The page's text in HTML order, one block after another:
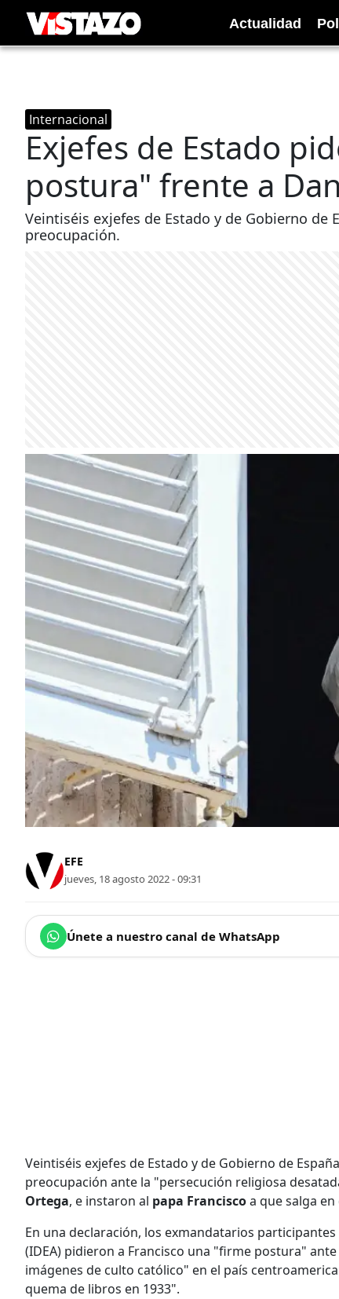
Actualidad
Internacional
Exjefes de Estado
postura" frente a
Veintiséis exjefes de Estado y de Gobierno
preocupación.
EFE
jueves, 18 agosto 2022 - 09:31
Únete a nuestro canal de WhatsApp
Veintiséis exjefes de Estado y de Gobierno de
preocupación ante la "persecución religiosa
Ortega, e instaron al papa Franciscoa que salga
En una declaración, los exmandatarios participantes
(IDEA) pidieron a Francisco una "firme postura"
imágenes de culto católico" en el país
quema de libros en 1933".